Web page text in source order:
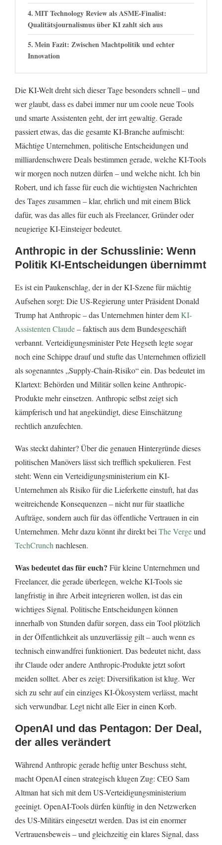
MIT Technology Review als ASME-Finalist:
Qualitätsjournalismus über KI zahlt sich aus
Mein Fazit: Zwischen Machtpolitik und echter
Innovation
Die KI-Welt dreht sich dieser Tage besonders schnell – und
wer glaubt, dass es dabei immer nur um coole neue Tools
und smarte Assistenten geht, der irrt gewaltig. Gerade
passiert etwas, das die gesamte KI-Branche aufmischt:
Mächtige Unternehmen, politische Entscheidungen und
milliardenschwere Deals bestimmen gerade, welche KI-Tools
wir morgen noch nutzen dürfen – und welche nicht. Ich bin
Robert, und ich fasse für euch die wichtigsten Nachrichten
des Tages zusammen – klar, ehrlich und mit einem Blick
dafür, was das alles für euch als Freelancer, Gründer oder
neugierige KI-Einsteiger bedeutet.
Anthropic in der Schusslinie: Wenn
Politik KI-Entscheidungen übernimmt
Es ist ein Paukenschlag, der in der KI-Szene für mächtig
Aufsehen sorgt: Die US-Regierung unter Präsident Donald
Trump hat Anthropic – das Unternehmen hinter demKI-
Assistenten Claude– faktisch aus dem Bundesgeschäft
verbannt. Verteidigungsminister Pete Hegseth legte sogar
noch eine Schippe drauf und stufte das Unternehmen offiziell
als sogenanntes „Supply-Chain-Risiko“ ein. Das bedeutet im
Klartext: Behörden und Militär sollen keine Anthropic-
Produkte mehr einsetzen. Anthropic selbst zeigt sich
kämpferisch und hat angekündigt, diese Einschätzung
rechtlich anzufechten.
Was steckt dahinter? Über die genauen Hintergründe dieses
politischen Manövers lässt sich trefflich spekulieren. Fest
steht: Wenn ein Verteidigungsministerium ein KI-
Unternehmen als Risiko für die Lieferkette einstuft, hat das
weitreichende Konsequenzen – nicht nur für staatliche
Aufträge, sondern auch für das öffentliche Vertrauen in ein
Unternehmen. Mehr dazu könnt ihr direkt bei The Vergeund
TechCrunch nachlesen.
Was bedeutet das für euch? Für kleine Unternehmen und
Freelancer, die gerade überlegen, welche KI-Tools sie
langfristig in ihre Arbeit integrieren wollen, ist das ein
wichtiges Signal. Politische Entscheidungen können
innerhalb von Stunden dafür sorgen, dass ein Tool plötzlich
in der Öffentlichkeit als unzuverlässig gilt – auch wenn es
technisch einwandfrei funktioniert. Das bedeutet nicht, dass
ihr Claude oder andere Anthropic-Produkte jetzt sofort
meiden solltet. Aber es zeigt: Diversifikation ist klug. Wer
sich zu sehr auf ein einziges KI-Ökosystem verlässt, macht
sich verwundbar. Legt nicht alle Eier in einen Korb.
OpenAI und das Pentagon: Der Deal,
der alles verändert
Während Anthropic gerade heftig unter Beschuss steht,
macht OpenAI einen strategisch klugen Zug: CEO Sam
Altman hat sich mit dem US-Verteidigungsministerium
geeinigt. OpenAI-Tools dürfen künftig in den Netzwerken
des US-Militärs eingesetzt werden. Das ist ein enormer
Vertrauensbeweis – und gleichzeitig ein klares Signal, dass